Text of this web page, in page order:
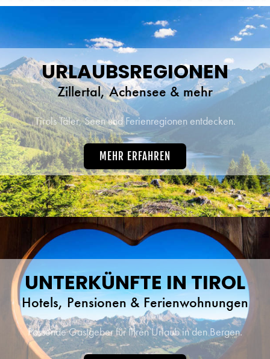
URLAUBSREGIONEN
Zillertal, Achensee & mehr
Tirols Täler, Seen und Ferienregionen entdecken.
MEHR ERFAHREN
UNTERKÜNFTE IN TIROL
Hotels, Pensionen & Ferienwohnungen
Passende Gastgeber für Ihren Urlaub in den Bergen.